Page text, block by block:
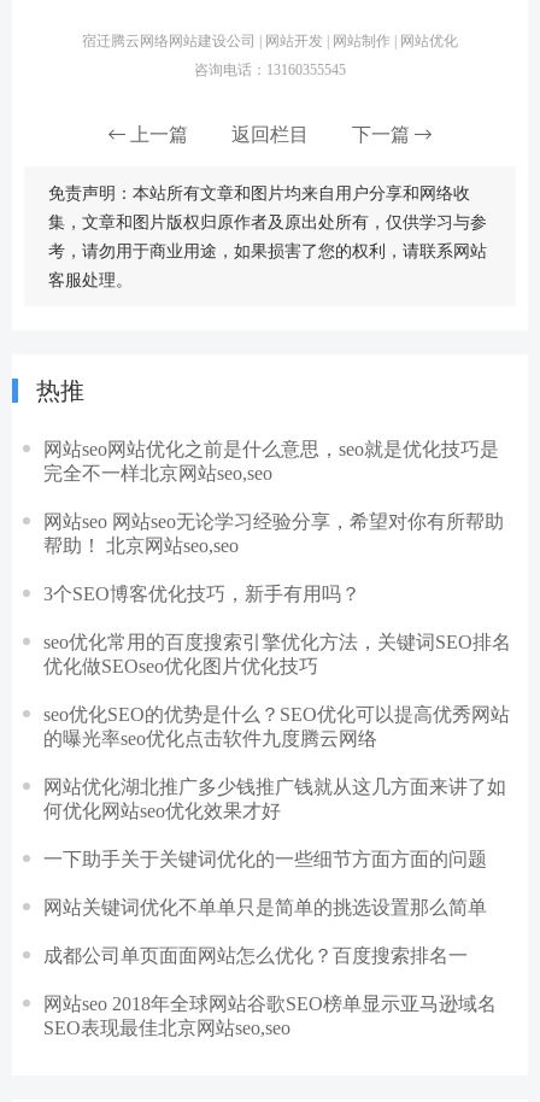
宿迁腾云网络网站建设公司 | 网站开发 | 网站制作 | 网站优化
咨询电话：13160355545
上一篇 返回栏目 下一篇
免责声明：本站所有文章和图片均来自用户分享和网络收
集，文章和图片版权归原作者及原出处所有，仅供学习与参
考，请勿用于商业用途，如果损害了您的权利，请联系网站
客服处理。
热推
网站seo网站优化之前是什么意思，seo就是优化技巧是
完全不一样北京网站seo,seo
网站seo 网站seo无论学习经验分享，希望对你有所帮助
帮助！ 北京网站seo,seo
​3个SEO博客优化技巧，新手有用吗？
seo优化常用的百度搜索引擎优化方法，关键词SEO排名
优化做SEOseo优化图片优化技巧
seo优化SEO的优势是什么？SEO优化可以提高优秀网站
的曝光率seo优化点击软件九度腾云网络
网站优化湖北推广多少钱推广钱就从这几方面来讲了如
何优化网站seo优化效果才好
一下助手关于关键词优化的一些细节方面方面的问题
网站关键词优化不单单只是简单的挑选设置那么简单
成都公司单页面面网站怎么优化？百度搜索排名一
网站seo 2018年全球网站谷歌SEO榜单显示亚马逊域名
SEO表现最佳北京网站seo,seo